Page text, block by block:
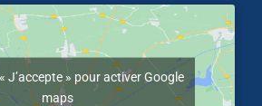
J’accepte » pour activer Google
maps